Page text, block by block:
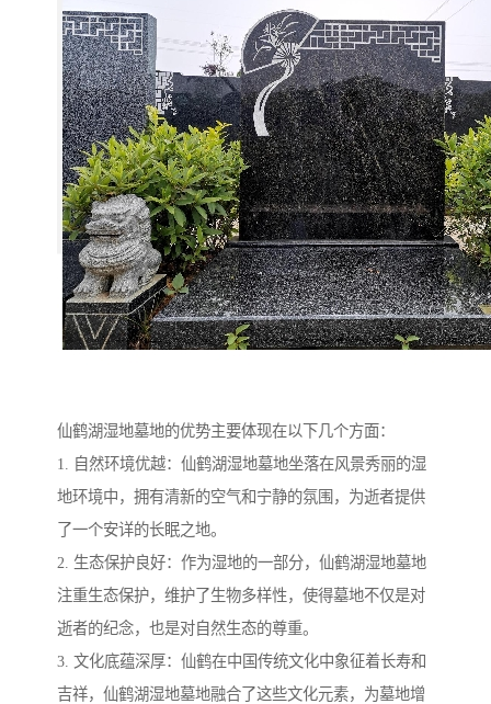
仙鹤湖湿地墓地的优势主要体现在以下几个方面：
1. 自然环境优越：仙鹤湖湿地墓地坐落在风景秀丽的湿
地环境中，拥有清新的空气和宁静的氛围，为逝者提供
了一个安详的长眠之地。
2. 生态保护良好：作为湿地的一部分，仙鹤湖湿地墓地
注重生态保护，维护了生物多样性，使得墓地不仅是对
逝者的纪念，也是对自然生态的尊重。
3. 文化底蕴深厚：仙鹤在中国传统文化中象征着长寿和
吉祥，仙鹤湖湿地墓地融合了这些文化元素，为墓地增